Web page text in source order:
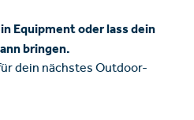
Equipment oder lass dein
bringen.
dein nächstes Outdoor-